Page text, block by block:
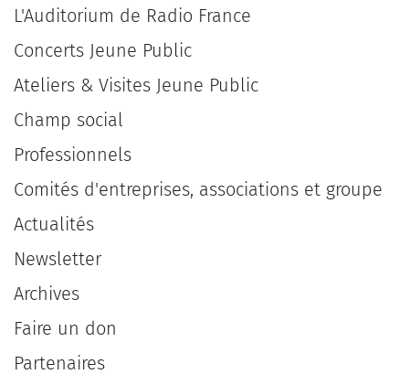
L'Auditorium de Radio France
Concerts Jeune Public
Ateliers & Visites Jeune Public
Champ social
Professionnels
Comités d'entreprises, associations et groupe
Actualités
Newsletter
Archives
Faire un don
Partenaires